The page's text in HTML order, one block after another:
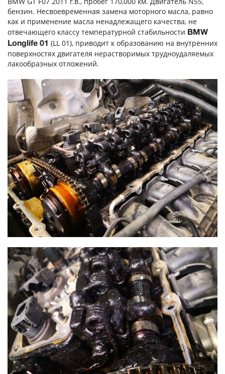
бензин. Несвоевременная замена моторного масла, равно
как и применение масла ненадлежащего качества, не
отвечающего классу температурной стабильности BMW
Longlife 01 (LL 01), приводит к образованию на внутренних
поверхностях двигателя нерастворимых трудноудаляемых
лакообразных отложений.